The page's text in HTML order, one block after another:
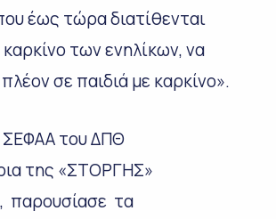
έως τώρα διατίθενται
καρκίνο των ενηλίκων, να
σε παιδιά με καρκίνο».
του ΔΠΘ
της «ΣΤΟΡΓΗΣ»
παρουσίασε τα